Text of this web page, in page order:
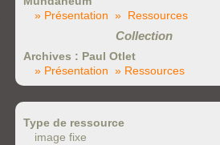
» Présentation » Ressources
Collection
Archives : Paul Otlet
» Présentation » Ressources
Type de ressource
image fixe